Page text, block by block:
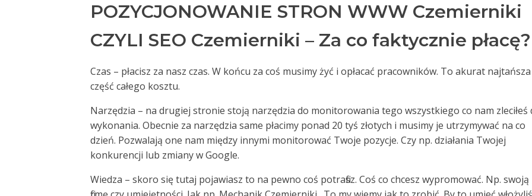
POZYCJONOWANIE STRON WWW Czemierniki
CZYLI SEO Czemierniki – Za co faktycznie płacę?
Czas – płacisz za nasz czas. W końcu za coś musimy żyć i opłacać pracowników. To akurat najtańsza
część całego kosztu.
Narzędzia – na drugiej stronie stoją narzędzia do monitorowania tego wszystkiego co nam zleciłeś
wykonania. Obecnie za narzędzia same płacimy ponad 20 tyś złotych i musimy je utrzymywać na co
dzień. Pozwalają one nam między innymi monitorować Twoje pozycje. Czy np. działania Twojej
konkurencji lub zmiany w Google.
Wiedza – skoro się tutaj pojawiasz to na pewno coś potrafisz. Coś co chcesz wypromować. Np. swoją